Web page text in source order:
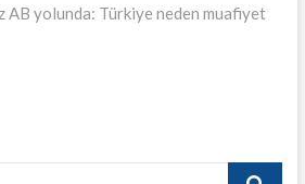
AB yolunda: Türkiye neden muafiyet
Search